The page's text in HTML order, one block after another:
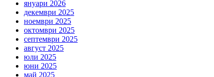
януари 2026
декември 2025
ноември 2025
октомври 2025
септември 2025
август 2025
юли 2025
юни 2025
май 2025